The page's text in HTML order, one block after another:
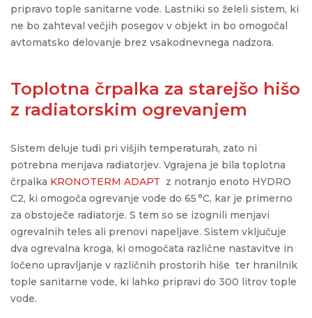
pripravo tople sanitarne vode. Lastniki so želeli sistem, ki
ne bo zahteval večjih posegov v objekt in bo omogočal
avtomatsko delovanje brez vsakodnevnega nadzora.
Toplotna črpalka za starejšo hišo
z radiatorskim ogrevanjem
Sistem deluje tudi pri višjih temperaturah, zato ni
potrebna menjava radiatorjev. Vgrajena je bila toplotna
črpalka KRONOTERM ADAPT z notranjo enoto HYDRO
C2, ki omogoča ogrevanje vode do 65 °C, kar je primerno
za obstoječe radiatorje. S tem so se izognili menjavi
ogrevalnih teles ali prenovi napeljave. Sistem vključuje
dva ogrevalna kroga, ki omogočata različne nastavitve in
ločeno upravljanje v različnih prostorih hiše ter hranilnik
tople sanitarne vode, ki lahko pripravi do 300 litrov tople
vode.